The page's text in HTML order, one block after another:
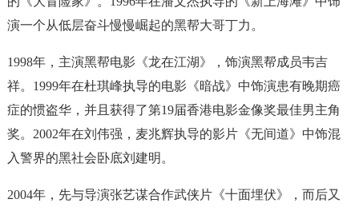
演一个从低层奋斗慢慢崛起的黑帮大哥丁力。
1998年，主演黑帮电影《龙在江湖》，饰演黑帮成员韦吉
祥。1999年在杜琪峰执导的电影《暗战》中饰演患有晚期癌
症的惯盗华，并且获得了第19届香港电影金像奖最佳男主角
奖。2002年在刘伟强，麦兆辉执导的影片《无间道》中饰混
入警界的黑社会卧底刘建明。
2004年，先与导演张艺谋合作武侠片《十面埋伏》，而后又